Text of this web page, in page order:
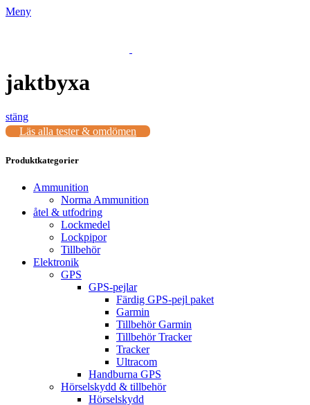
Meny
jaktbyxa
stäng
Läs alla tester & omdömen
Produktkategorier
Ammunition
Norma Ammunition
åtel & utfodring
Lockmedel
Lockpipor
Tillbehör
Elektronik
GPS
GPS-pejlar
Färdig GPS-pejl paket
Garmin
Tillbehör Garmin
Tillbehör Tracker
Tracker
Ultracom
Handburna GPS
Hörselskydd & tillbehör
Hörselskydd